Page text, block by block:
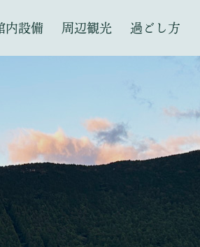
内設備 周辺観光 過ごし方